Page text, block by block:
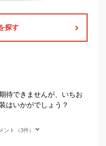
探す
待できませんが、いちお
はいかがでしょう？
ント（3件）